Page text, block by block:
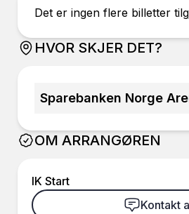
Det er ingen flere billetter
HVOR SKJER DET?
Sparebanken Norge
OM ARRANGØREN
IK Start
Kontakt